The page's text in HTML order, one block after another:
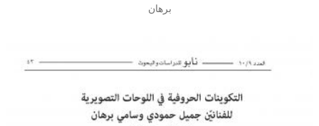
برهان